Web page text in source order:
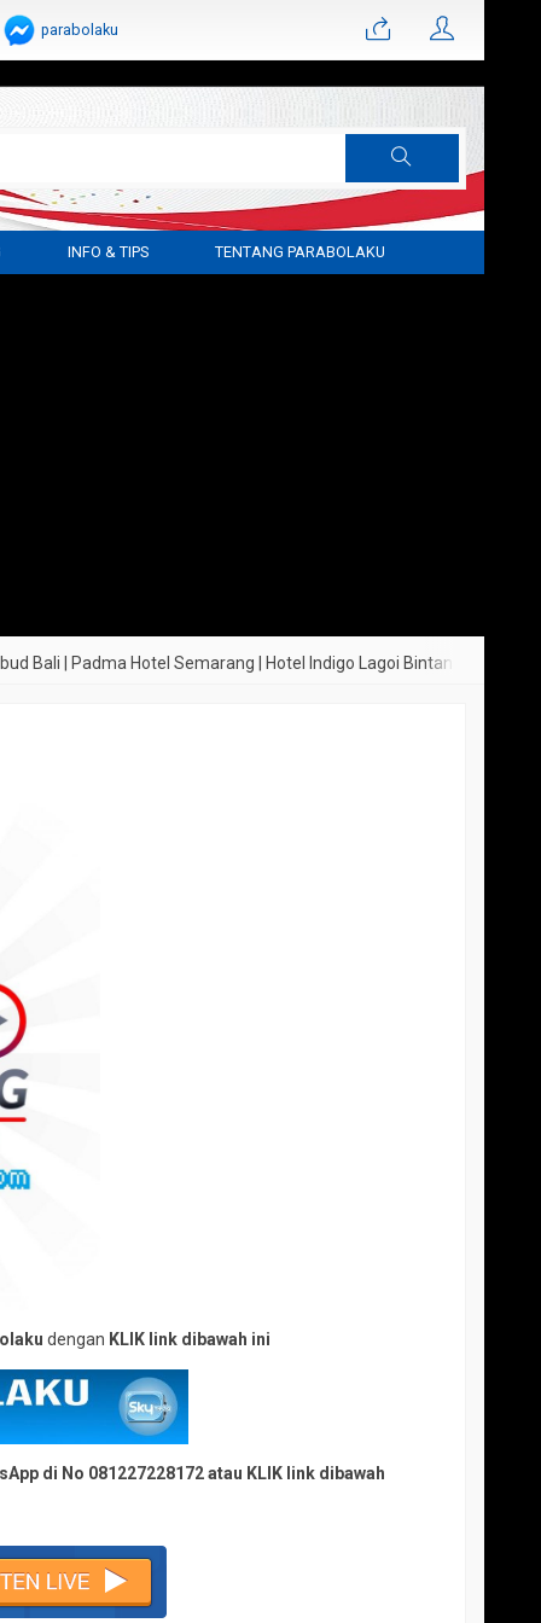
parabolaku
INFO & TIPS TENTANG PARABOLAKU
Hotel Semarang | Hotel Indigo Lagoi Bintan | Hotel
dengan KLIK link dibawah ini
di No 081227228172 atau KLIK link dibawah